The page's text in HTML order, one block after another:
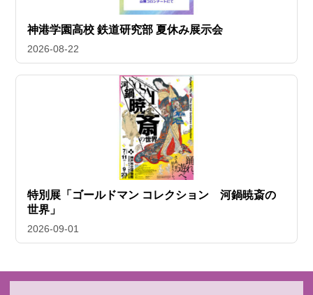
神港学園高校 鉄道研究部 夏休み展示会
2026-08-22
特別展「ゴールドマン コレクション 河鍋暁斎の
世界」
2026-09-01